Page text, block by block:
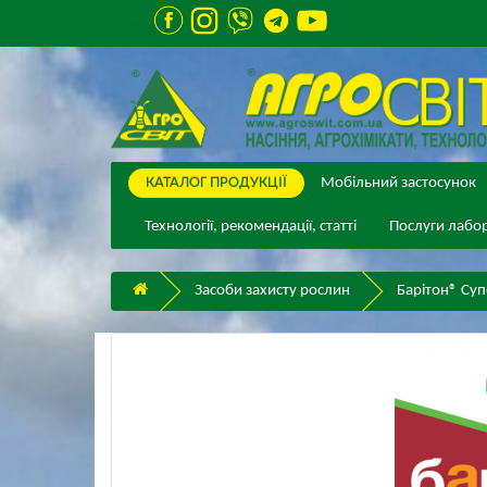
КАТАЛОГ ПPОДУКЦІЇ Мобільний застосунок
Технології, рекомендації, статті Послуги
Засоби захисту рослин Барітон®